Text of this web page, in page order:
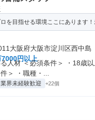
を目指せる環境ここにあります
大阪府大阪市淀川区西中島
7000円以上
人材 ＜必須条件＞ ・18歳
＞ ・職種・...
業界未経験歓迎 +22個